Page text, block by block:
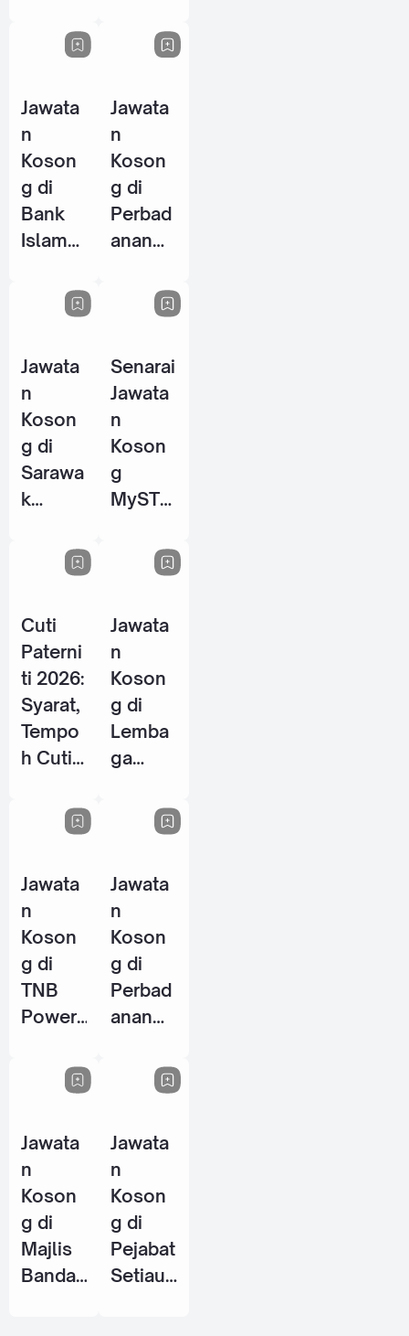
Selang
or - 5
2026
Jawata
n
Koson
g di
Bank
Islam
Berhad
- 25
Jun
2026
Jawata
n
Koson
g di
Perbad
anan
Johor
29 Mei
2026
Jawata
n
Koson
g di
Sarawa
k
Berhad
2026
Senarai
Jawata
n
Koson
g
MySTE
2026
Cuti
Paterni
ti 2026:
Syarat,
Tempo
h Cuti
Pekerja
Lelaki
Malays
ia
Jawata
n
Koson
g di
Lemba
ga
(TH) -
2026
Jawata
n
Koson
g di
TNB
Power
Jun
2026
Jawata
n
Koson
g di
Perbad
anan
takaan
Awam
Perak
(PPANP
k) - 1
Jun
2026
Jawata
n
Koson
g di
Majlis
Bandar
Jawata
n
Koson
g di
Pejabat
Setiaus